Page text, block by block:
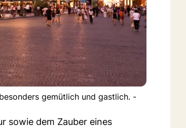
gemütlich und gastlich. -
sowie dem Zauber eines